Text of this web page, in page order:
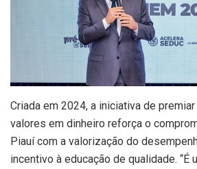
Criada em 2024, a iniciativa de
valores em dinheiro reforça o
Piauí com a valorização do
incentivo à educação de qualidade. “É